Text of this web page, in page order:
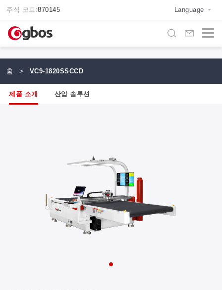
주식 코드:870145 Language
홈 > VC9-1820SSCCD
제품 소개 산업 솔루션